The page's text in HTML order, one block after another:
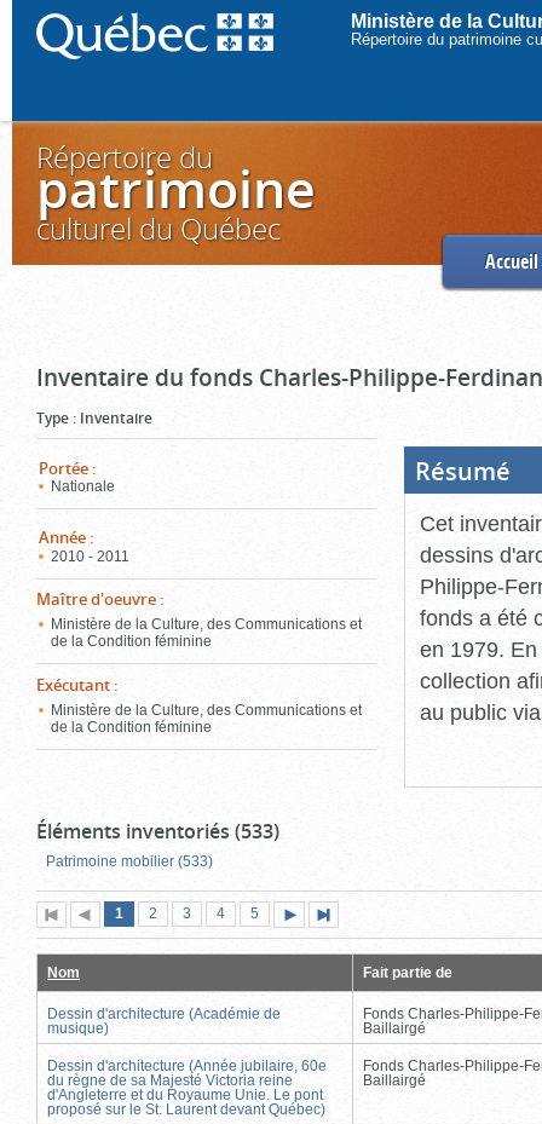
Ministère de la
Répertoire du patrimoine
Répertoire du
patrimoine
culturel du Québec
Accueil
Inventaire du fonds Charles-Philippe-
Type : Inventaire
Portée :
Nationale
Année :
2010 - 2011
Maître d'oeuvre :
Ministère de la Culture, des Communications et
de la Condition féminine
Exécutant :
Ministère de la Culture, des Communications et
de la Condition féminine
Résumé
Cet
dessins
Philippe-
fonds a été
en 1979.
collection
au public
Éléments inventoriés (533)
Patrimoine mobilier (533)
Première
page
Page
précédente
Page
1 (page
actuelle)
Page
2 Page
3 Page
4 Page
5
suivante
page
Nom Fait partie de
Dessin d'architecture (Académie de
musique)
Fonds Charles-Philippe-
Baillairgé
Dessin d'architecture (Année jubilaire, 60e
du règne de sa Majesté Victoria reine
d'Angleterre et du Royaume Unie. Le pont
proposé sur le St. Laurent devant Québec)
Fonds Charles-Philippe-
Baillairgé